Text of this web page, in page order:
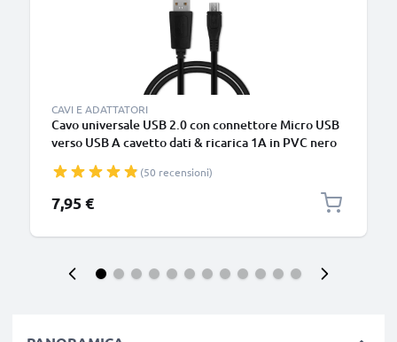
CAVI E ADATTATORI
Cavo universale USB 2.0 con connettore Micro USB
verso USB A cavetto dati & ricarica 1A in PVC nero
(50 recensioni)
7,95 €